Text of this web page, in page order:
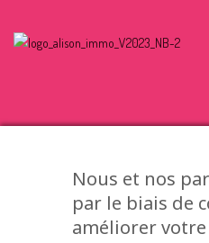
Nous et nos
par le biais de
améliorer